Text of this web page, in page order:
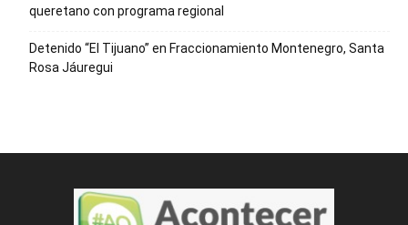
queretano con programa regional
Detenido “El Tijuano” en Fraccionamiento Montenegro, Santa
Rosa Jáuregui